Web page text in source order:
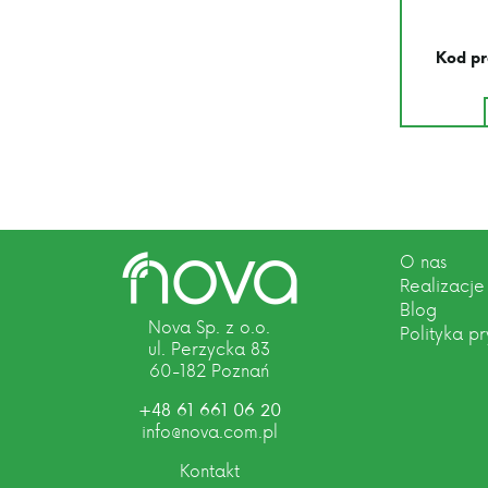
Kod
Nova Sp. z o.o.
ul. Perzycka 83
60-182 Poznań
+48 61 661 06 20
info@nova.com.pl
Kontakt
O nas
Realizacje
Blog
Polityka